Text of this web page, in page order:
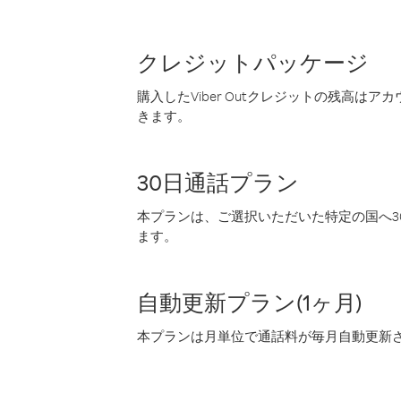
クレジットパッケージ
購入したViber Outクレジットの残高はア
きます。
30日通話プラン
本プランは、ご選択いただいた特定の国へ
ます。
自動更新プラン(1ヶ月)
本プランは月単位で通話料が毎月自動更新